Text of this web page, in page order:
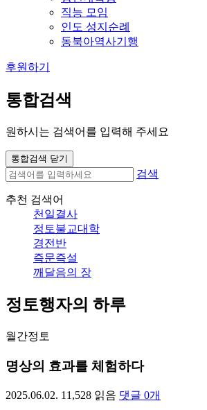
직능 모임
인도 성지순례
동북아역사기행
후원하기
통합검색
원하시는 검색어를 입력해 주세요
통합검색 닫기
검색
추천 검색어
천일결사
정토불교대학
경전반
즉문즉설
깨달음의 장
정토행자의 하루
월간정토
명상의 효과를 체험하다
2025.06.02. 11,528 읽음 댓글 0개